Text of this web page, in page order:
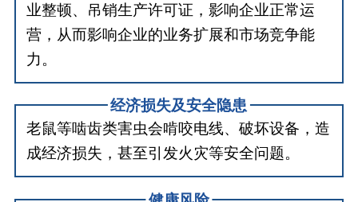
业整顿、吊销生产许可证，影响企业正常运
营，从而影响企业的业务扩展和市场竞争能
力。
经济损失及安全隐患
老鼠等啮齿类害虫会啃咬电线、破坏设备，造
成经济损失，甚至引发火灾等安全问题。